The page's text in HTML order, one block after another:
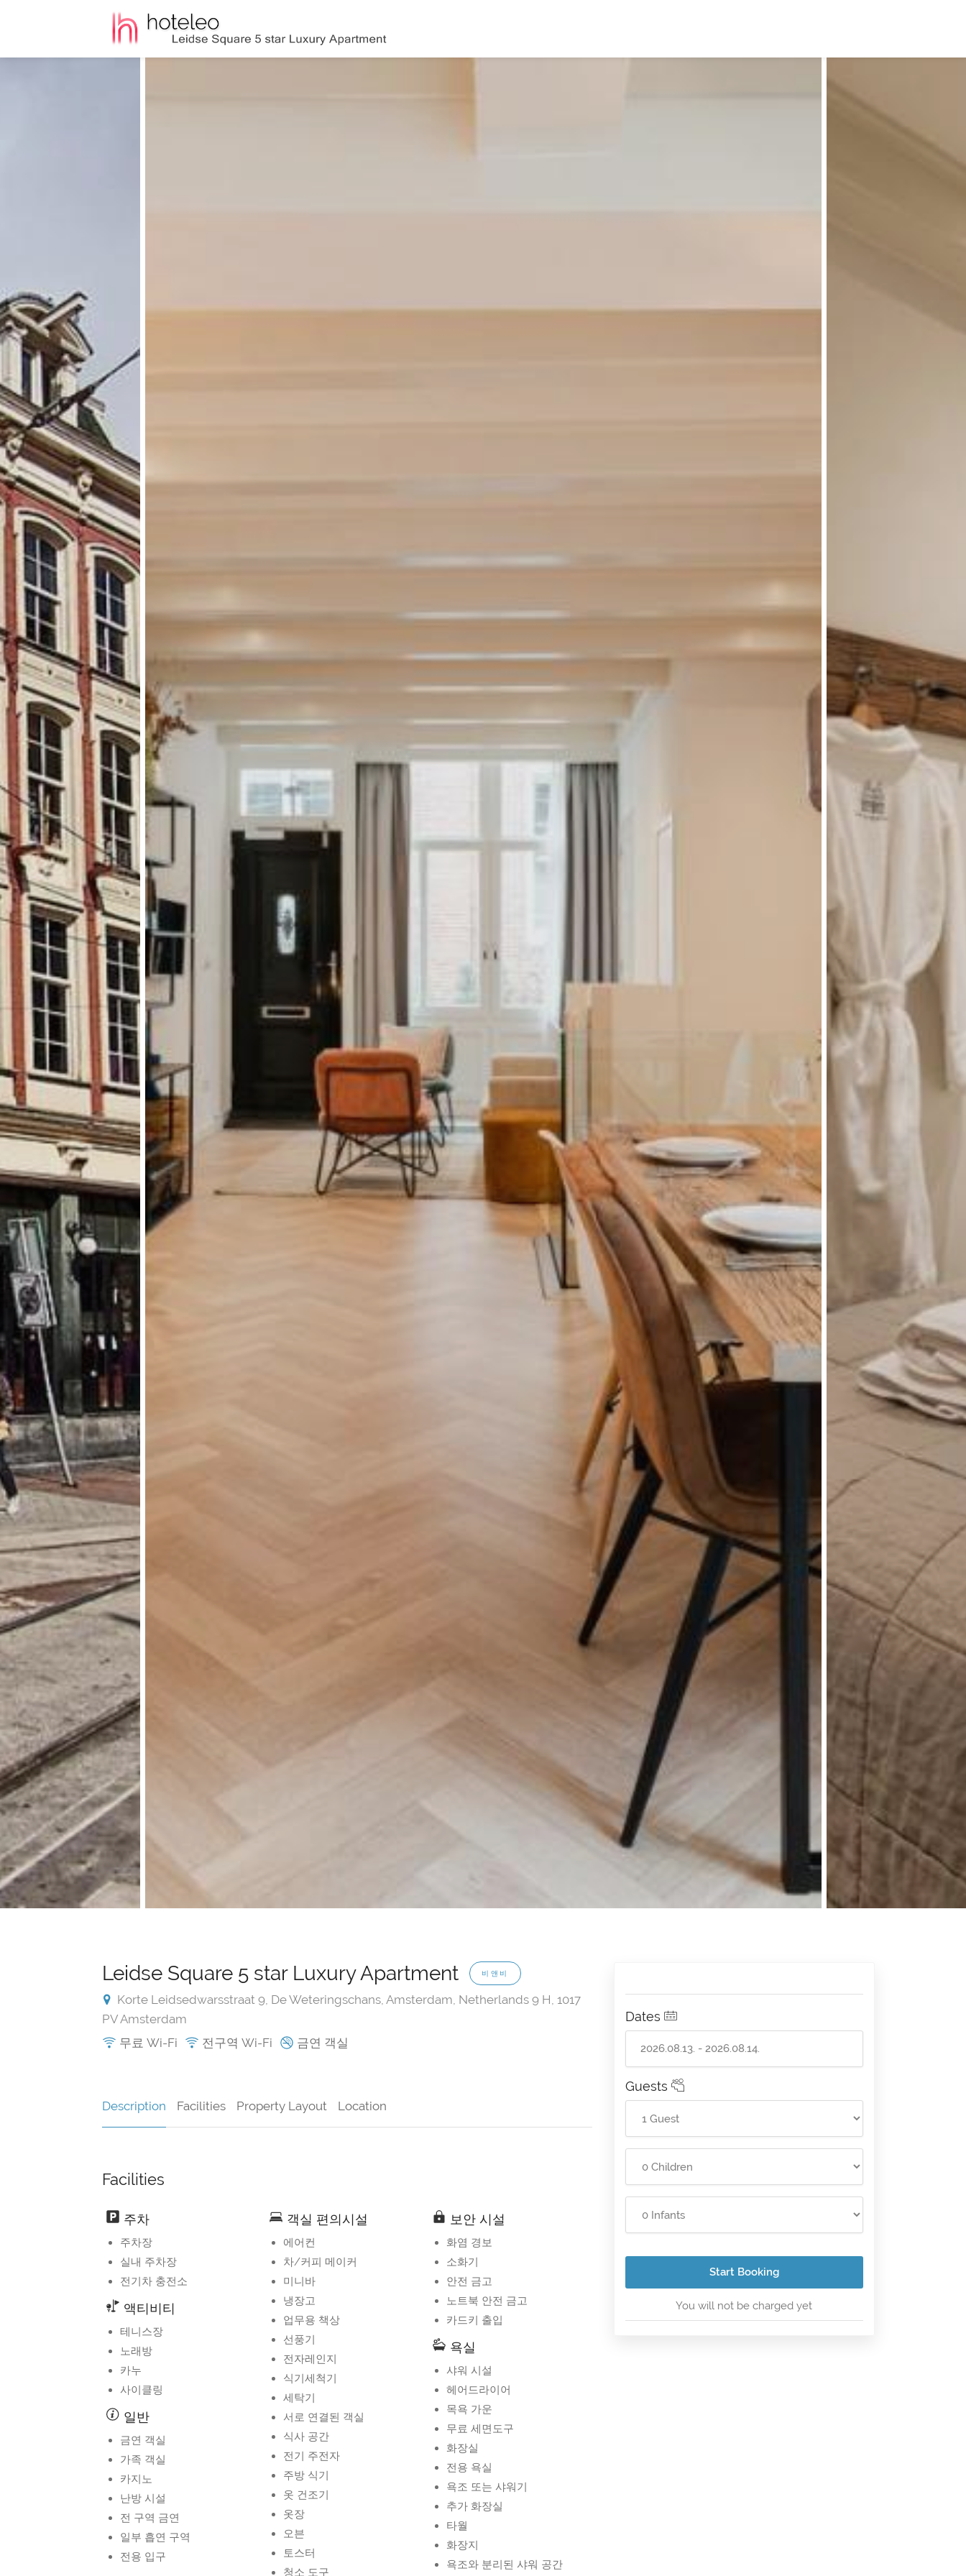
Leidse Square 5 star Luxury Apartment 비앤비
Korte Leidsedwarsstraat 9, De Weteringschans, Amsterdam, Netherlands 9 H, 1017
PV Amsterdam
무료 Wi-Fi
전구역 Wi-Fi 금연 객실
Description Facilities Property Layout Location
Facilities
주차
주차장
실내 주차장
전기차 충전소
액티비티
테니스장
노래방
카누
사이클링
일반
금연 객실
가족 객실
카지노
난방 시설
전 구역 금연
일부 흡연 구역
전용 입구
객실 편의시설
에어컨
차/커피 메이커
미니바
냉장고
업무용 책상
선풍기
전자레인지
식기세척기
세탁기
서로 연결된 객실
식사 공간
전기 주전자
주방 식기
옷 건조기
옷장
오븐
토스터
청소 도구
보안 시설
화염 경보
소화기
안전 금고
노트북 안전 금고
카드키 출입
욕실
샤워 시설
헤어드라이어
목욕 가운
무료 세면도구
화장실
전용 욕실
욕조 또는 샤워기
추가 화장실
타월
화장지
욕조와 분리된 샤워 공간
Dates
Guests
Start Booking
You will not be charged yet